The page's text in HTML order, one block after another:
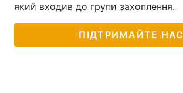
який входив до групи захоплення.
ПІДТРИМАЙТЕ НАС